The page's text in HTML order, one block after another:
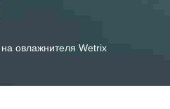
овлажнителя Wetrix